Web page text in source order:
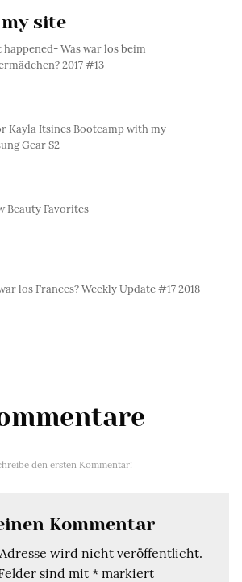
site
happened- Was war los beim
2017 #13
Kayla Itsines Bootcamp with my
Gear S2
Beauty Favorites
los Frances? Weekly Update #17 2018
den ersten Kommentar!
Kommentar
wird nicht veröffentlicht.
sind mit* markiert